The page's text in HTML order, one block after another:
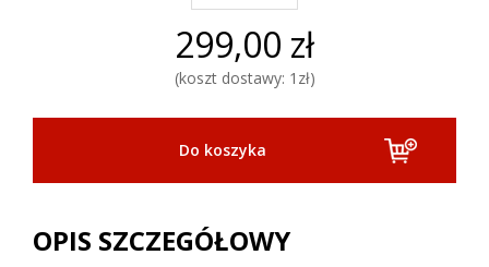
299,00 zł
koszt dostawy: 1zł
OPIS SZCZEGÓŁOWY